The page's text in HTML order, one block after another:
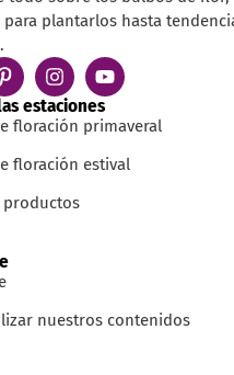
para plantarlos hasta
estaciones
floración primaveral
floración estival
productos
nuestros contenidos